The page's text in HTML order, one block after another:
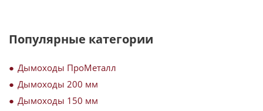
Популярные категории
Дымоходы ПроМеталл
Дымоходы 200 мм
Дымоходы 150 мм